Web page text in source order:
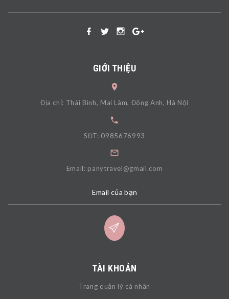
GIỚI THIỆU
Địa chỉ: Thái Bình, Mai Lâm, Đông Anh, Hà Nội
SĐT: 0985676993
Email: panytravel@gmail.com
Email của bạn
TÀI KHOẢN
Trang quản lý cá nhân